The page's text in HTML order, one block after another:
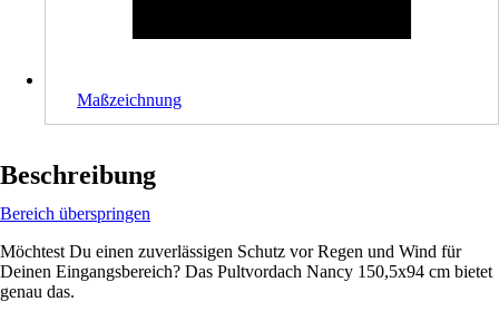
Maßzeichnung
Beschreibung
Bereich überspringen
Möchtest Du einen zuverlässigen Schutz vor Regen und Wind für
Deinen Eingangsbereich? Das Pultvordach Nancy 150,5x94 cm bietet
genau das.